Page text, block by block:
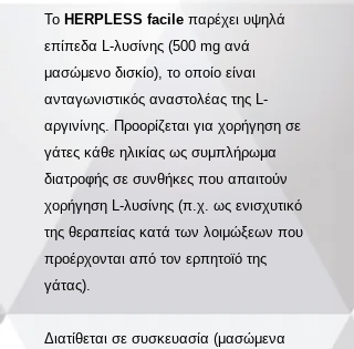
Το HERPLESS facile παρέχει υψηλά
επίπεδα L-λυσίνης (500 mg ανά
μασώμενο δισκίο), το οποίο είναι
ανταγωνιστικός αναστολέας της L-
αργινίνης. Προορίζεται για χορήγηση σε
γάτες κάθε ηλικίας ως συμπλήρωμα
διατροφής σε συνθήκες που απαιτούν
χορήγηση L-λυσίνης (π.χ. ως ενισχυτικό
της θεραπείας κατά των λοιμώξεων που
προέρχονται από τον ερπητοϊό της
γάτας).
Διατίθεται σε συσκευασία (μασώμενα